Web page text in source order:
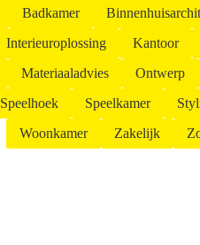
Badkamer
Interieuroplossing Kantoor
Materiaaladvies Ontwerp
Speelhoek Speelkamer
Woonkamer
Zakelijk